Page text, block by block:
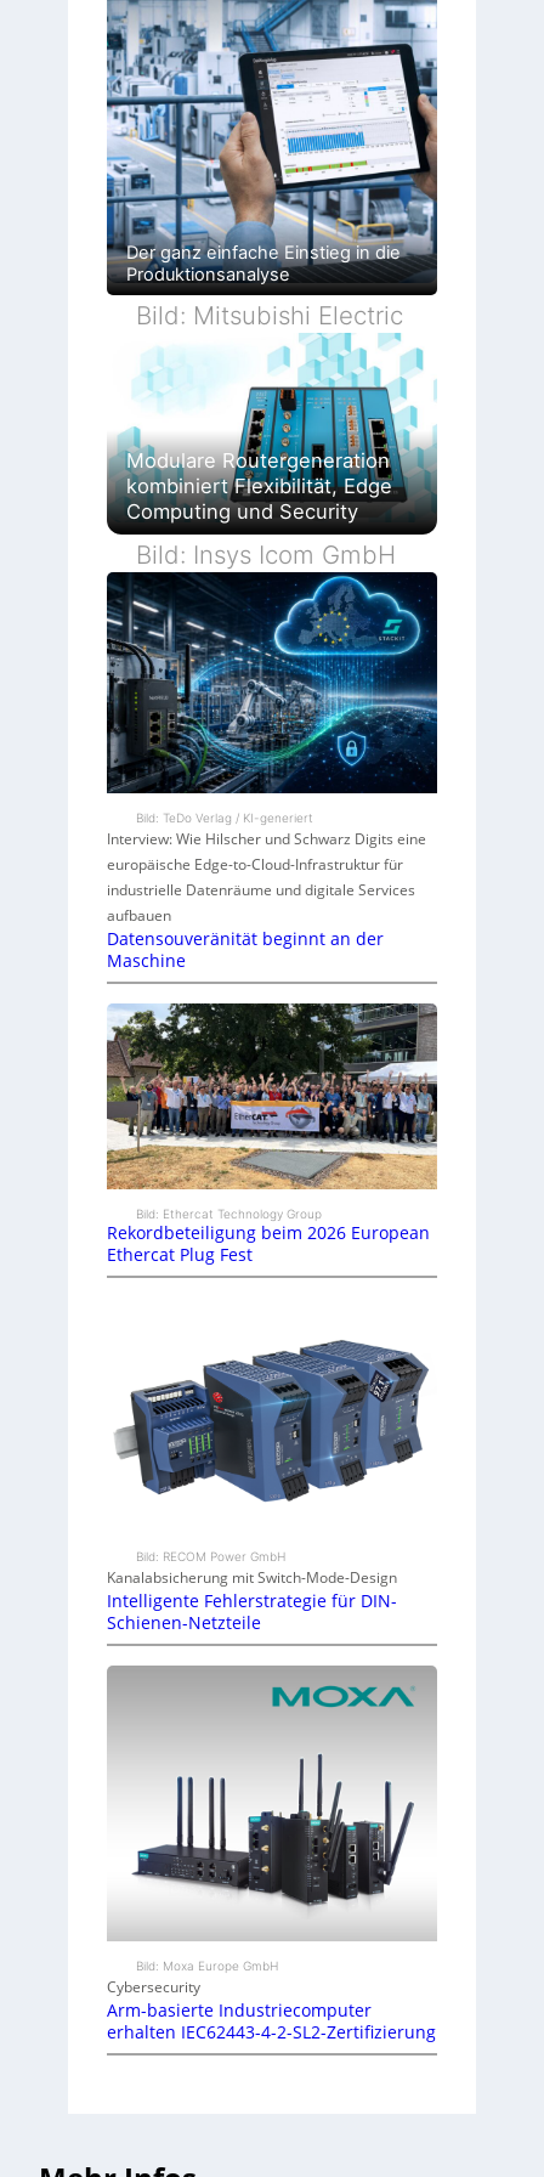
Der ganz einfache Einstieg in die
Produktionsanalyse
Bild: Mitsubishi Electric
Modulare Routergeneration
kombiniert Flexibilität, Edge
Computing und Security
Bild: Insys Icom GmbH
Bild: TeDo Verlag / KI-generiert
Interview: Wie Hilscher und Schwarz Digits eine
europäische Edge-to-Cloud-Infrastruktur für
industrielle Datenräume und digitale Services
aufbauen
Datensouveränität beginnt an der
Maschine
Bild: Ethercat Technology Group
Rekordbeteiligung beim 2026 European
Ethercat Plug Fest
Bild: RECOM Power GmbH
Kanalabsicherung mit Switch-Mode-Design
Intelligente Fehlerstrategie für DIN-
Schienen-Netzteile
Bild: Moxa Europe GmbH
Cybersecurity
Arm-basierte Industriecomputer
erhalten IEC62443-4-2-SL2-Zertifizierung